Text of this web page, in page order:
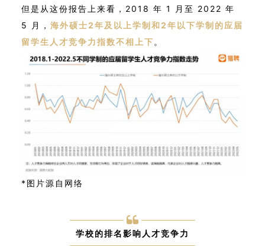
但是从这份报告上来看，2018 年 1 月至 2022 年
5 月， 海外硕士2年及以上学制和2年以下学制的应届
留学生人才竞争力指数不相上下 。
*图片源自网络
学校的排名影响人才竞争力